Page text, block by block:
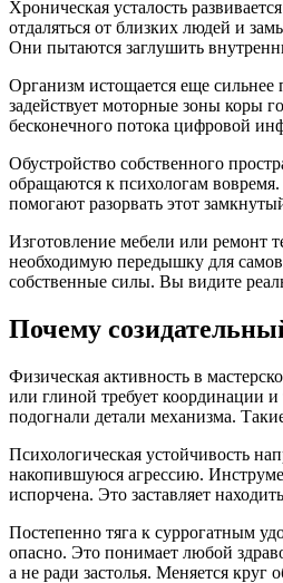
Хроническая усталость
отдаляться от близких людей и
Они пытаются заглушить
Организм истощается еще сильнее
задействует моторные зоны коры
бесконечного потока цифровой
Обустройство собственного
обращаются к психологам
помогают разорвать этот
Изготовление мебели или ремонт
необходимую передышку для
собственные силы. Вы видите
Почему
Физическая активность в
или глиной требует координации
подогнали детали механизма.
Психологическая устойчивость
накопившуюся агрессию.
испорчена. Это заставляет
Постепенно тяга к суррогатным
опасно. Это понимает любой
а не ради застолья. Меняется